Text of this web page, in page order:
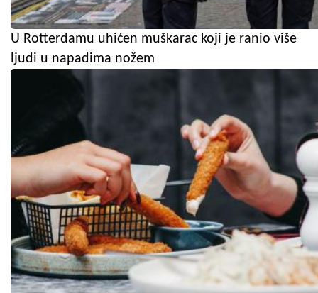
U Rotterdamu uhićen muškarac koji je ranio više
ljudi u napadima nožem